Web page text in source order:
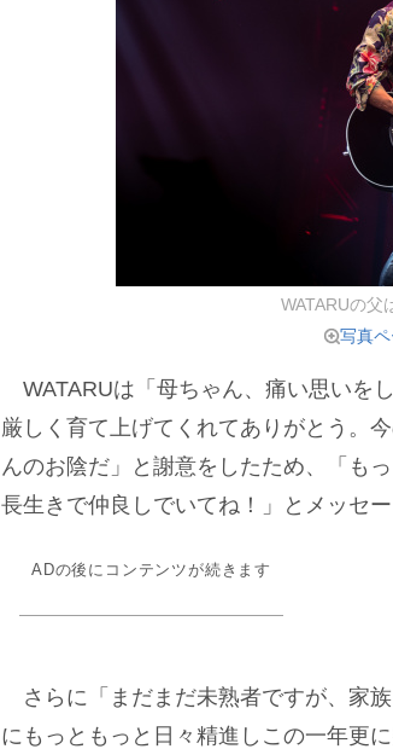
WATARUの父
写真
WATARUは「母ちゃん、痛い思いを
厳しく育て上げてくれてありがとう。
んのお陰だ」と謝意をしたため、「も
長生きで仲良しでいてね！」とメッセー
ADの後にコンテンツが続きます
さらに「まだまだ未熟者ですが、家
にもっともっと日々精進しこの一年更